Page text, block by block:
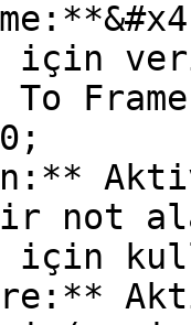
için
not
için